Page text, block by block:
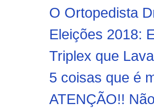
O Ortopedista
Eleições 2018:
Triplex que
5 coisas que é
ATENÇÃO!!